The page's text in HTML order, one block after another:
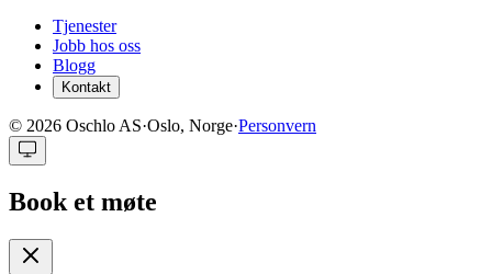
Tjenester
Jobb hos oss
Blogg
Kontakt
© 2026 Oschlo AS·Oslo, Norge·Personvern
Book et møte